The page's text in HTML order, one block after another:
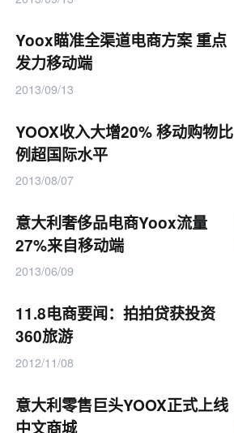
Yoox瞄准全渠道电商方案 重点
发力移动端
2013/09/13
YOOX收入大增20% 移动购物比
例超国际水平
2013/08/07
意大利奢侈品电商Yoox流量
27%来自移动端
2013/06/09
11.8电商要闻：拍拍贷获投资
360旅游
2012/11/08
意大利零售巨头YOOX正式上线
中文商城